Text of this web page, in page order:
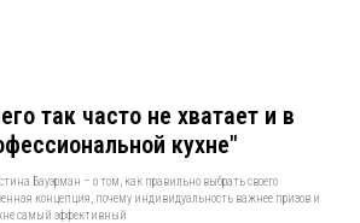
так часто не хватает и в
кухне"
Бауэрман – о том, как правильно выбрать своего
концепция, почему индивидуальность важнее призов и
самый эффективный